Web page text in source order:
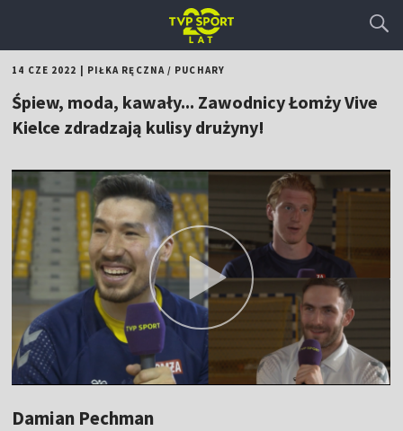
14 CZE 2022 PIŁKA RĘCZNA/ PUCHARY
Śpiew, moda, kawały... Zawodnicy Łomży Vive
Kielce zdradzają kulisy drużyny!
Damian Pechman